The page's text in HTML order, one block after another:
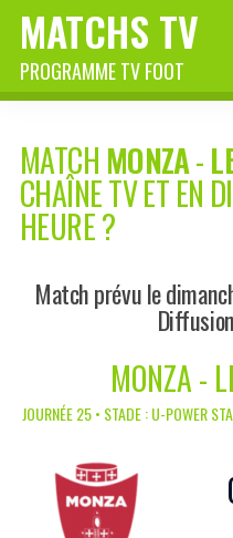
MATCHS TV
PROGRAMME TV FOOT
MATCH MONZA-
CHAÎNE TV ET EN
HEURE ?
Match prévu le
MONZA -
JOURNÉE 25 • STADE : U-POWER